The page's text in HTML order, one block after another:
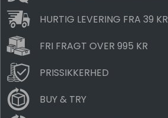
HURTIG LEVERING FRA 39 KR
FRI FRAGT OVER 995 KR
PRISSIKKERHED
BUY & TRY